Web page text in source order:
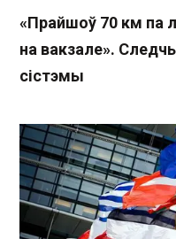
«Прайшоў 70 км па
на вакзале».
сістэмы